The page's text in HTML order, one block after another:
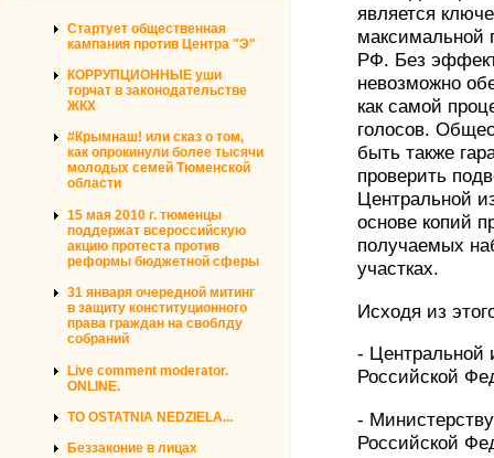
Стартует общественная
кампания против Центра "Э"
КОРРУПЦИОННЫЕ уши
торчат в законодательстве
ЖКХ
#Крымнаш! или сказ о том,
как опрокинули более тысячи
молодых семей Тюменской
области
15 мая 2010 г. тюменцы
поддержат всероссийскую
акцию протеста против
реформы бюджетной сферы
31 января очередной митинг
в защиту конституционного
права граждан на своблду
собраний
Live comment moderator.
ONLINE.
TO OSTATNIA NEDZIELA...
Беззаконие в лицах
является
максимальной
РФ. Без
невозможно
как самой
голосов.
быть также
проверить
Центральной
основе копий
получаемых
участках.
Исходя из
- Центральной
Российской
-
Российской